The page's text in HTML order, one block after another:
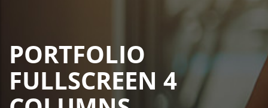
PORTFOLIO
FULLSCREEN 4